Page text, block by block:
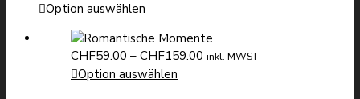
CHF195.00
Option auswählen
CHF59.00 – CHF159.00 Preisspanne:
inkl. MWST
Option auswählen